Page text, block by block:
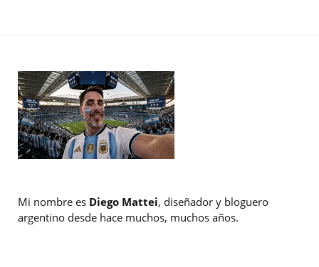
Mi nombre es Diego Mattei, diseñador y bloguero
argentino desde hace muchos, muchos años.